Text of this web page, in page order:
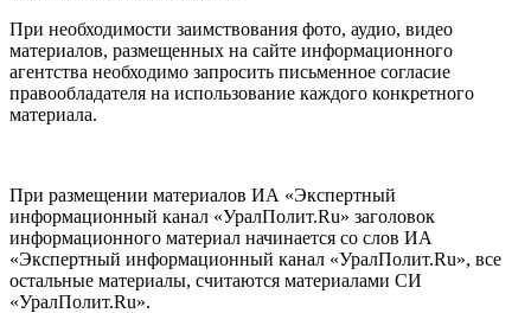
При необходимости заимствования фото, аудио, видео
материалов, размещенных на сайте информационного
агентства необходимо запросить письменное согласие
правообладателя на использование каждого конкретного
материала.
При размещении материалов ИА «Экспертный
информационный канал «УралПолит.Ru» заголовок
информационного материал начинается со слов ИА
«Экспертный информационный канал «УралПолит.Ru», все
остальные материалы, считаются материалами СИ
«УралПолит.Ru».